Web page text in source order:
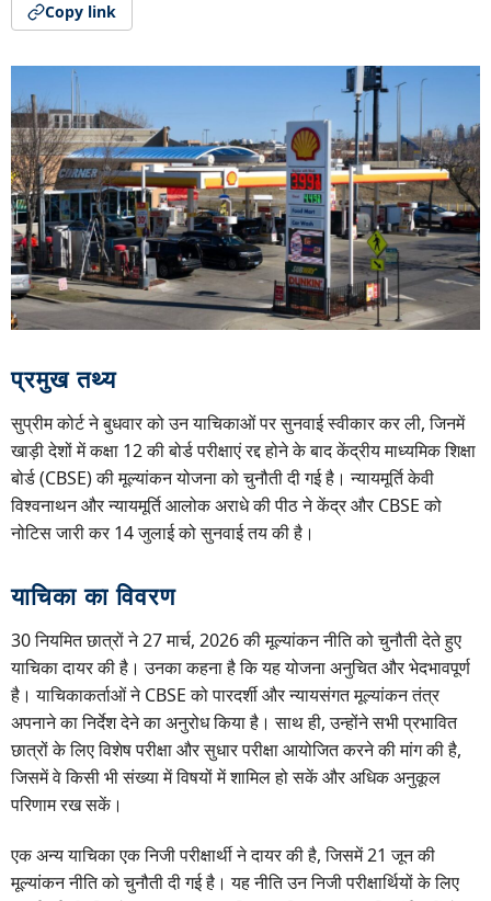
Copy link
प्रमुख तथ्य
सुप्रीम कोर्ट ने बुधवार को उन याचिकाओं पर सुनवाई स्वीकार कर ली, जिनमें
खाड़ी देशों में कक्षा 12 की बोर्ड परीक्षाएं रद्द होने के बाद केंद्रीय माध्यमिक शिक्षा
बोर्ड (CBSE) की मूल्यांकन योजना को चुनौती दी गई है। न्यायमूर्ति केवी
विश्वनाथन और न्यायमूर्ति आलोक अराधे की पीठ ने केंद्र और CBSE को
नोटिस जारी कर 14 जुलाई को सुनवाई तय की है।
याचिका का विवरण
30 नियमित छात्रों ने 27 मार्च, 2026 की मूल्यांकन नीति को चुनौती देते हुए
याचिका दायर की है। उनका कहना है कि यह योजना अनुचित और भेदभावपूर्ण
है। याचिकाकर्ताओं ने CBSE को पारदर्शी और न्यायसंगत मूल्यांकन तंत्र
अपनाने का निर्देश देने का अनुरोध किया है। साथ ही, उन्होंने सभी प्रभावित
छात्रों के लिए विशेष परीक्षा और सुधार परीक्षा आयोजित करने की मांग की है,
जिसमें वे किसी भी संख्या में विषयों में शामिल हो सकें और अधिक अनुकूल
परिणाम रख सकें।
एक अन्य याचिका एक निजी परीक्षार्थी ने दायर की है, जिसमें 21 जून की
मूल्यांकन नीति को चुनौती दी गई है। यह नीति उन निजी परीक्षार्थियों के लिए